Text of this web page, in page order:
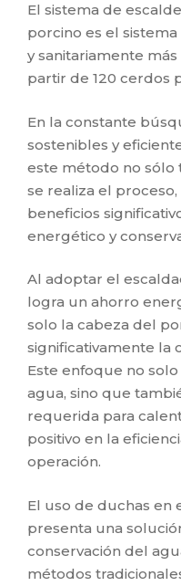
El sistema de
porcino es el
y sanitariamente
partir de 120 cerdos
En la constante
sostenibles y
este método no sólo
se realiza el
beneficios
energético y
Al adoptar el
logra un ahorro
solo la cabeza del
significativamente la
Este enfoque no
agua, sino que
requerida para
positivo en la
operación.
El uso de duchas en
presenta una
conservación del
métodos